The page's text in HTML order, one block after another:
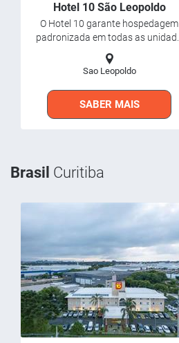
Hotel 10 São Leopoldo
O Hotel 10 garante hospedagem
padronizada em todas as unidad...
Sao Leopoldo
SABER MAIS
Brasil Curitiba